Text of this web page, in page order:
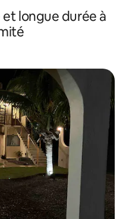
longue durée à